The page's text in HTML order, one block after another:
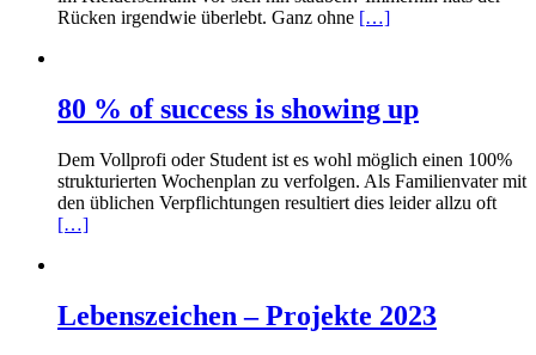
Rücken irgendwie überlebt. Ganz ohne […]
80 % of success is showing up
Dem Vollprofi oder Student ist es wohl möglich einen 100%
strukturierten Wochenplan zu verfolgen. Als Familienvater mit
den üblichen Verpflichtungen resultiert dies leider allzu oft
[…]
Lebenszeichen – Projekte 2023